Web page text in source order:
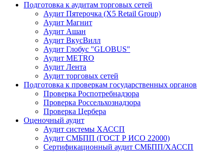
Подготовка к аудитам торговых сетей
Аудит Пятерочка (X5 Retail Group)
Аудит Магнит
Аудит Ашан
Аудит ВкусВилл
Аудит Глобус "GLOBUS"
Аудит METRO
Аудит Лента
Аудит торговых сетей
Подготовка к проверкам государственных органов
Проверка Роспотребнадзора
Проверка Россельхознадзора
Проверка Цербера
Оценочный аудит
Аудит системы ХАССП
Аудит СМБПП (ГОСТ Р ИСО 22000)
Сертификационный аудит СМБПП/ХАССП